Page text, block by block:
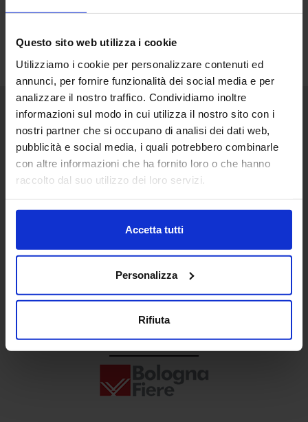
Questo sito web utilizza i cookie
Utilizziamo i cookie per personalizzare contenuti ed
annunci, per fornire funzionalità dei social media e per
analizzare il nostro traffico. Condividiamo inoltre
informazioni sul modo in cui utilizza il nostro sito con i
nostri partner che si occupano di analisi dei dati web,
pubblicità e social media, i quali potrebbero combinarle
con altre informazioni che ha fornito loro o che hanno
raccolto dal suo utilizzo dei loro servizi.
Accetta tutti
Personalizza
Rifiuta
Senaf srl
+ 39 02.332039460
Progetto e direzione